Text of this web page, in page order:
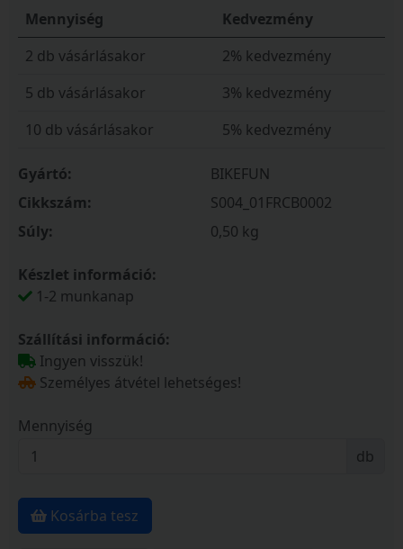
Mennyiség
Kedvezmény
2 db vásárlásakor
2% kedvezmény
5 db vásárlásakor
3% kedvezmény
10 db vásárlásakor
5% kedvezmény
Gyártó:
BIKEFUN
Cikkszám:
S004_01FRCB0002
Súly:
0,50 kg
Készlet információ:
1-2 munkanap
Szállítási információ:
Ingyen visszük!
Személyes átvétel lehetséges!
Mennyiség
db
Kosárba tesz